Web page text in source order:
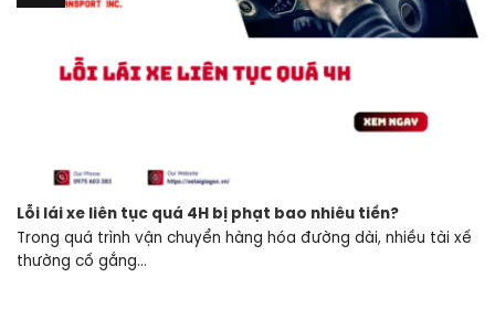
Lỗi lái xe liên tục quá 4H bị phạt bao nhiêu tiền?
Trong quá trình vận chuyển hàng hóa đường dài, nhiều tài xế
thường cố gắng...